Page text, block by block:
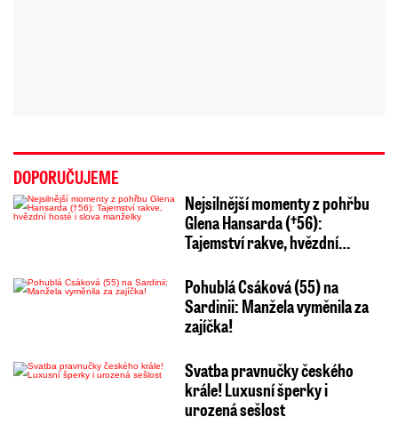
DOPORUČUJEME
Nejsilnější momenty z pohřbu
Glena Hansarda (†56):
Tajemství rakve, hvězdní…
Pohublá Csáková (55) na
Sardinii: Manžela vyměnila za
zajíčka!
Svatba pravnučky českého
krále! Luxusní šperky i
urozená sešlost